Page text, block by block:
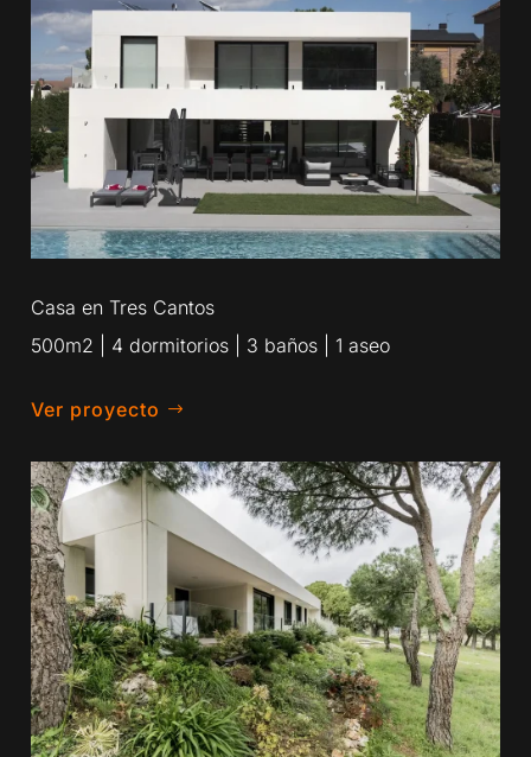
Casa en Tres Cantos
500m2 | 4 dormitorios | 3 baños | 1 aseo
Ver proyecto